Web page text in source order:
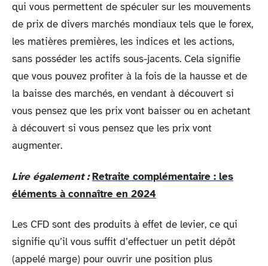
qui vous permettent de spéculer sur les mouvements
de prix de divers marchés mondiaux tels que le forex,
les matières premières, les indices et les actions,
sans posséder les actifs sous-jacents. Cela signifie
que vous pouvez profiter à la fois de la hausse et de
la baisse des marchés, en vendant à découvert si
vous pensez que les prix vont baisser ou en achetant
à découvert si vous pensez que les prix vont
augmenter.
Lire également : Retraite complémentaire : les
éléments à connaître en 2024
Les CFD sont des produits à effet de levier, ce qui
signifie qu’il vous suffit d’effectuer un petit dépôt
(appelé marge) pour ouvrir une position plus